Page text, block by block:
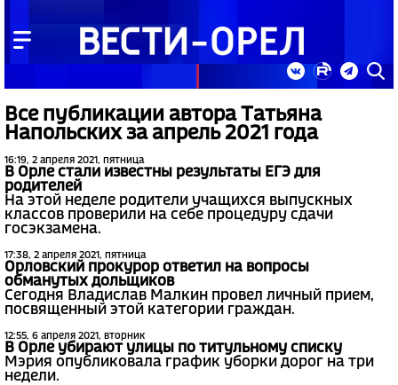
Все публикации автора Татьяна
Напольских за апрель 2021 года
16:19, 2 апреля 2021, пятница
В Орле стали известны результаты ЕГЭ для
родителей
На этой неделе родители учащихся выпускных
классов проверили на себе процедуру сдачи
госэкзамена.
17:38, 2 апреля 2021, пятница
Орловский прокурор ответил на вопросы
обманутых дольщиков
Сегодня Владислав Малкин провел личный прием,
посвященный этой категории граждан.
12:55, 6 апреля 2021, вторник
В Орле убирают улицы по титульному списку
Мэрия опубликовала график уборки дорог на три
недели.